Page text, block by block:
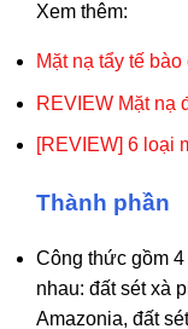
Xem thêm:
Mặt nạ tẩy tế
REVIEW Mặt nạ
[REVIEW] 6 loại
Thành phần
Công thức gồm
nhau: đất sét xà
Amazonia, đất